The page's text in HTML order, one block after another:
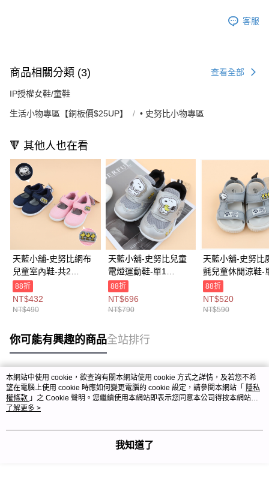
客服
商品相關分類 (3) 查看全部
IP授權女鞋/童鞋
生活小物專區【銅板價$25UP】 • 史努比小物專區
🔻 其他人也在看
天藍小舖-史努比網布
兒童室內鞋-共2
色-$490【A27270486
】
88折
NT$432
NT$490
天藍小舖-史努比兒童
電燈運動鞋-單1
款-$790【A27270488
】
88折
NT$696
NT$790
天藍小舖-史努比
氈兒童休閒涼鞋-
款-$590【
】
88折
NT$520
NT$590
你可能有興趣的商品全站排行
熱門標籤
本網站中使用 cookie，欲查詢有關本網站使用 cookie 方式之詳情，及若您不希
望在電腦上使用 cookie 時應如何變更電腦的 cookie 設定，請參閱本網站「 隱私
權條款 」之 Cookie 聲明。您繼續使用本網站即表示您同意本公司得按本網站使
用條款之 Cookie 聲明使用 cookie。
了解更多 >
我知道了